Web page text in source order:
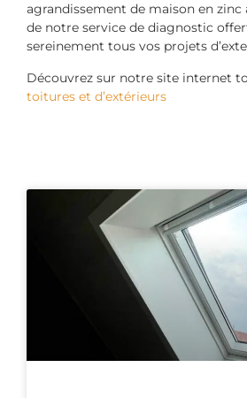
agrandissement de maison en zinc
de notre service de diagnostic
sereinement tous vos projets
Découvrez sur notre site internet
toitures et d’extérieurs